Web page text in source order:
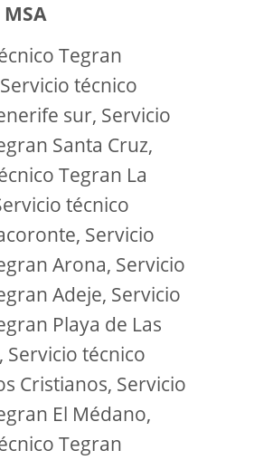
Tegran
técnico
sur, Servicio
Santa Cruz,
Tegran La
técnico
Servicio
Arona, Servicio
Adeje, Servicio
Playa de Las
Servicio técnico
Cristianos, Servicio
El Médano,
Tegran